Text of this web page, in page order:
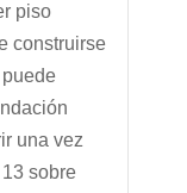
piso
construirse
una vez
sobre